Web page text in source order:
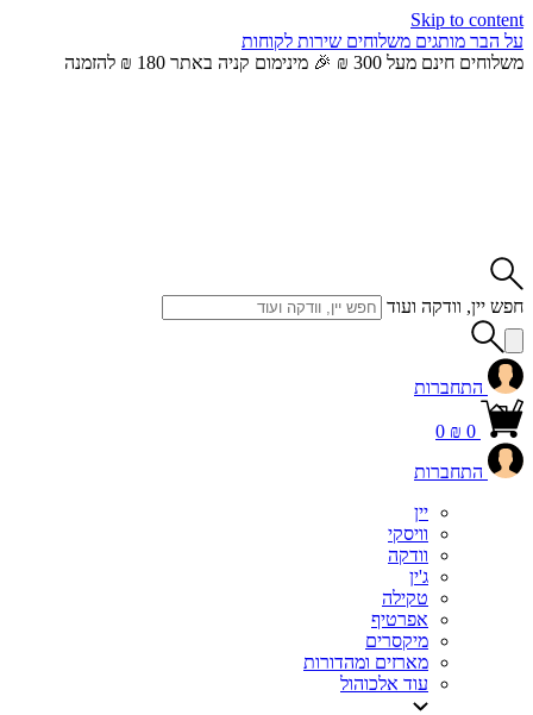
Skip to content
על הבר מותגים משלוחים שירות לקוחות
משלוחים חינם מעל 300 ₪ 🎉 מינימום קניה באתר 180 ₪ להזמנה
חפש יין, וודקה ועוד
התחברות
0
0 ₪
התחברות
יין
וויסקי
וודקה
ג'ין
טקילה
אפרטיף
מיקסרים
מארזים ומהדורות
עוד אלכוהול